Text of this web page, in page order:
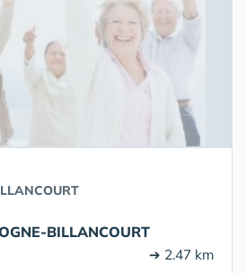
BILLANCOURT
➔ 2.47 km